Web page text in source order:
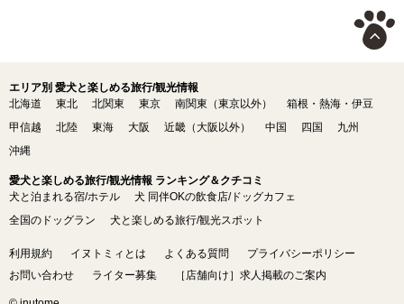
エリア別 愛犬と楽しめる旅行/観光情報
北海道
東北 北関東 東京 南関東（東京以外）
箱根・熱海・伊豆
甲信越
北陸 東海 大阪 近畿（大阪以外） 中国 四国
九州
沖縄
愛犬と楽しめる旅行/観光情報 ランキング＆クチコミ
犬と泊まれる宿/ホテル
犬 同伴OKの飲食店/ドッグカフェ
全国のドッグラン
犬と楽しめる旅行/観光スポット
利用規約 イヌトミィとは よくある質問
プライバシーポリシー
お問い合わせ
ライター募集 ［店舗向け］求人掲載のご案内